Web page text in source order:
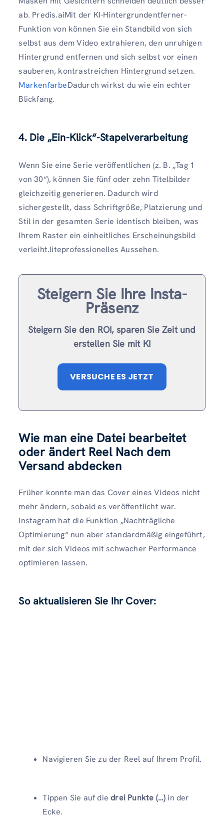
ab. Predis.aiMit der KI-Hintergrundentferner-
Funktion von können Sie ein Standbild von sich
selbst aus dem Video extrahieren, den unruhigen
Hintergrund entfernen und sich selbst vor einen
sauberen, kontrastreichen Hintergrund setzen.
MarkenfarbeDadurch wirkst du wie ein echter
Blickfang.
4. Die „Ein-Klick“-Stapelverarbeitung
Wenn Sie eine Serie veröffentlichen (z. B. „Tag 1
von 30“), können Sie fünf oder zehn Titelbilder
gleichzeitig generieren. Dadurch wird
sichergestellt, dass Schriftgröße, Platzierung und
Stil in der gesamten Serie identisch bleiben, was
Ihrem Raster ein einheitliches Erscheinungsbild
verleiht.liteprofessionelles Aussehen.
Steigern Sie Ihre Insta-
Präsenz
Steigern Sie den ROI, sparen Sie Zeit und
erstellen Sie mit KI
VERSUCHE ES JETZT
Wie man eine Datei bearbeitet
oder ändert Reel Nach dem
Versand abdecken
Früher konnte man das Cover eines Videos nicht
mehr ändern, sobald es veröffentlicht war.
Instagram hat die Funktion „Nachträgliche
Optimierung“ nun aber standardmäßig eingeführt,
mit der sich Videos mit schwacher Performance
optimieren lassen.
So aktualisieren Sie Ihr Cover:
Navigieren Sie zu der Reel auf Ihrem Profil.
Tippen Sie auf diedrei Punkte (…) in der
Ecke.